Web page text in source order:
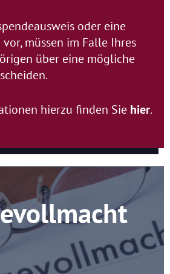
oder eine
müssen im Falle Ihres
über eine mögliche
hierzu finden Sie hier.